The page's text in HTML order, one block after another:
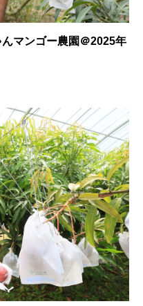
んマンゴー農園＠2025年